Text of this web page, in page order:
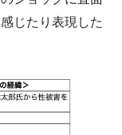
じたり表現した